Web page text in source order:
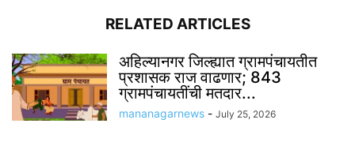
RELATED ARTICLES
अहिल्यानगर जिल्ह्यात ग्रामपंचायतीत
प्रशासक राज वाढणार; 843
ग्रामपंचायतींची मतदार...
mananagarnews - July 25, 2026